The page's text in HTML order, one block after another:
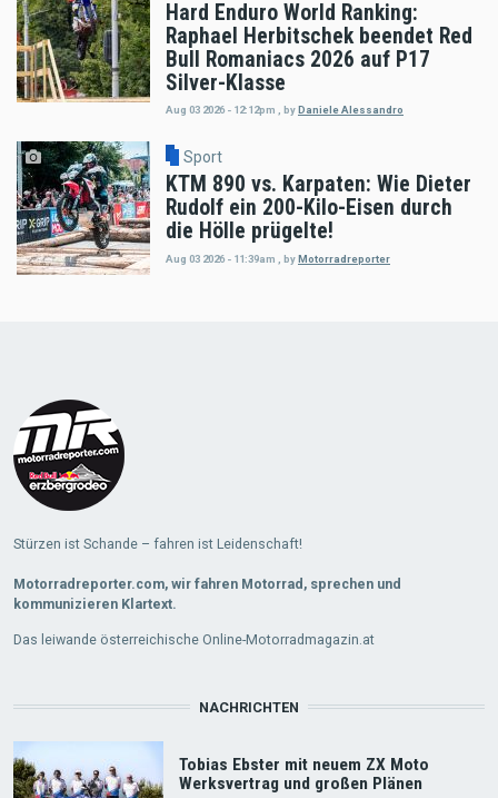
Hard Enduro World Ranking:
Raphael Herbitschek beendet Red
Bull Romaniacs 2026 auf P17
Silver-Klasse
Aug 03 2026 - 12:12pm byDaniele Alessandro
Sport
KTM 890 vs. Karpaten: Wie Dieter
Rudolf ein 200-Kilo-Eisen durch
die Hölle prügelte!
Aug 03 2026 - 11:39am byMotorradreporter
Stürzen ist Schande – fahren ist Leidenschaft!
Motorradreporter.com, wir fahren Motorrad, sprechen und
kommunizieren Klartext.
Das leiwande österreichische Online-Motorradmagazin.at
NACHRICHTEN
Tobias Ebster mit neuem ZX Moto
Werksvertrag und großen Plänen